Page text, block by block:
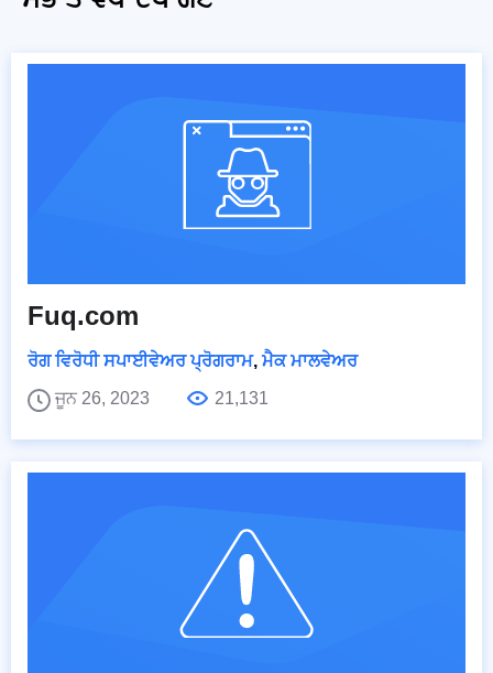
Fuq.com
ਰੋਗ ਵਿਰੋਧੀ ਸਪਾਈਵੇਅਰ ਪ੍ਰੋਗਰਾਮ, ਮੈਕ ਮਾਲਵੇਅਰ
ਜੂਨ 26, 2023
21,131